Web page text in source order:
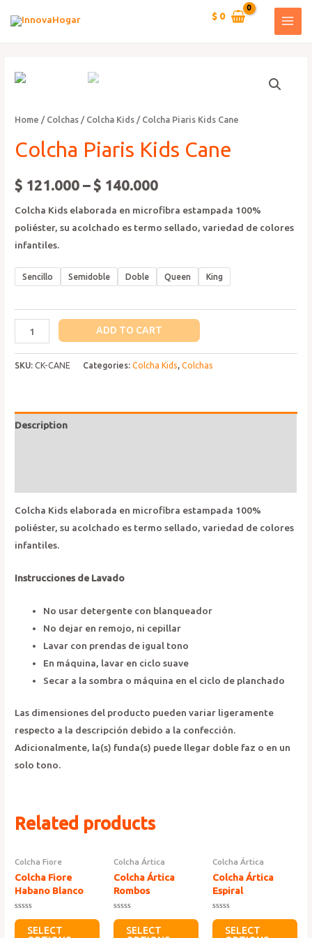
$ 0
Home / Colchas / Colcha Kids / Colcha Piaris Kids Cane
Colcha Piaris Kids Cane
$ 121.000 –$ 140.000
Colcha Kids elaborada en microfibra estampada 100%
poliéster, su acolchado es termo sellado, variedad de colores
infantiles.
Sencillo Semidoble Doble Queen King
Colcha
Piaris
Kids
ADD TO CART
SKU:CK-CANE Categories:Colcha Kids,Colchas
Description
Colcha Kids elaborada en microfibra estampada 100%
poliéster, su acolchado es termo sellado, variedad de colores
infantiles.
Instrucciones de Lavado
No usar detergente con blanqueador
No dejar en remojo, ni cepillar
Lavar con prendas de igual tono
En máquina, lavar en ciclo suave
Secar a la sombra o máquina en el ciclo de planchado
Las dimensiones del producto pueden variar ligeramente
respecto a la descripción debido a la confección.
Adicionalmente, la(s) funda(s) puede llegar doble faz o en un
solo tono.
Related products
Colcha Fiore
Colcha Fiore
Habano Blanco
Rated
0
SELECT
Colcha Ártica
Colcha Ártica
Rombos
Rated
0
SELECT
Colcha Ártica
Colcha Ártica
Espiral
Rated
0
SELECT